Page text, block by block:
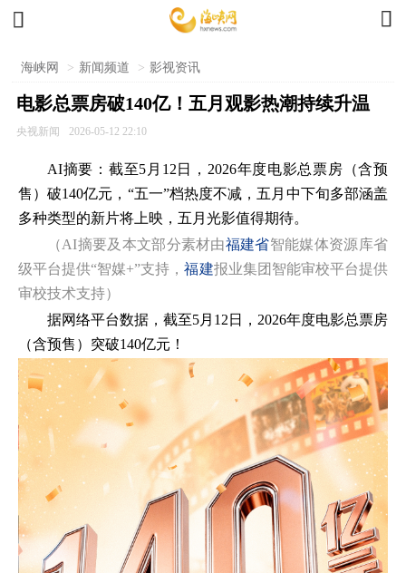
 
海峡网 > 新闻频道 > 影视资讯
电影总票房破140亿！五月观影热潮持续升温
央视新闻 2026-05-12 22:10
AI摘要： 截至5月12日，2026年度电影总票房（含预
售）破140亿元，“五一”档热度不减，五月中下旬多部涵盖
多种类型的新片将上映，五月光影值得期待。
（AI摘要及本文部分素材由福建省智能媒体资源库省
级平台提供“智媒+”支持，福建报业集团智能审校平台提供
审校技术支持）
据网络平台数据，截至5月12日，2026年度电影总票房
（含预售）突破140亿元！